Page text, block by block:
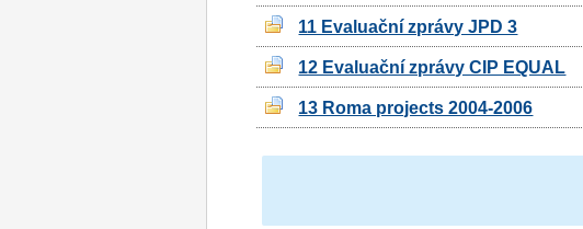
11 Evaluační zprávy JPD 3
12 Evaluační zprávy CIP EQUAL
13 Roma projects 2004-2006